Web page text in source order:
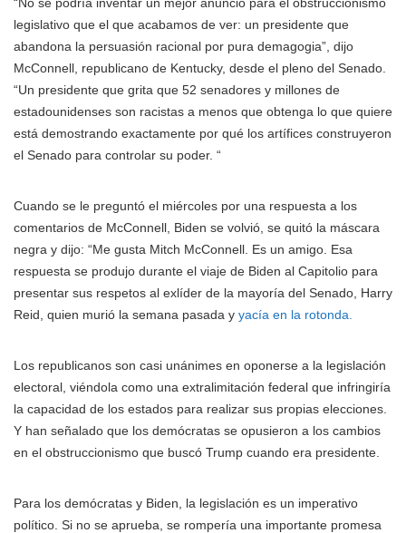
legislativo que el que acabamos de ver: un presidente que
abandona la persuasión racional por pura demagogia”, dijo
McConnell, republicano de Kentucky, desde el pleno del Senado.
“Un presidente que grita que 52 senadores y millones de
estadounidenses son racistas a menos que obtenga lo que quiere
está demostrando exactamente por qué los artífices construyeron
el Senado para controlar su poder. “
Cuando se le preguntó el miércoles por una respuesta a los
comentarios de McConnell, Biden se volvió, se quitó la máscara
negra y dijo: “Me gusta Mitch McConnell. Es un amigo. Esa
respuesta se produjo durante el viaje de Biden al Capitolio para
presentar sus respetos al exlíder de la mayoría del Senado, Harry
Reid, quien murió la semana pasada y yacía en la rotonda.
Los republicanos son casi unánimes en oponerse a la legislación
electoral, viéndola como una extralimitación federal que infringiría
la capacidad de los estados para realizar sus propias elecciones.
Y han señalado que los demócratas se opusieron a los cambios
en el obstruccionismo que buscó Trump cuando era presidente.
Para los demócratas y Biden, la legislación es un imperativo
político. Si no se aprueba, se rompería una importante promesa